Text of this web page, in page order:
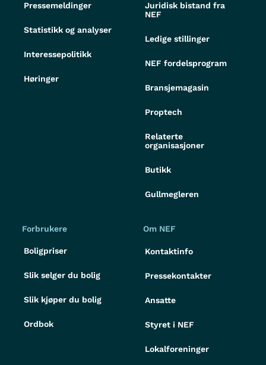
Pressemeldinger
Statistikk og analyser
Interessepolitikk
Høringer
Juridisk bistand fra
NEF
Ledige stillinger
NEF fordelsprogram
Bransjemagasin
Proptech
Relaterte
organisasjoner
Butikk
Gullmegleren
Forbrukere
Boligpriser
Slik selger du bolig
Slik kjøper du bolig
Ordbok
Om NEF
Kontaktinfo
Pressekontakter
Ansatte
Styret i NEF
Lokalforeninger